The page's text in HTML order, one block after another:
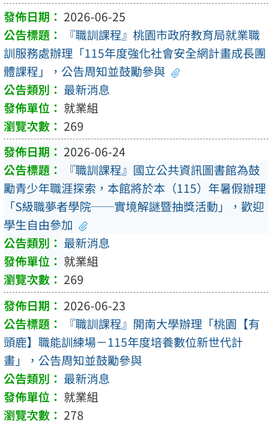
2026-06-25
『職訓課程』桃園市政府教育局就業職
訓服務處辦理「115年度強化社會安全網計畫成長團
體課程」，公告周知並鼓勵參與
最新消息
就業組
269
2026-06-24
『職訓課程』國立公共資訊圖書館為鼓
勵青少年職涯探索，本館將於本（115）年暑假辦理
「S級職夢者學院──實境解謎暨抽獎活動」，歡迎
學生自由參加
最新消息
就業組
269
2026-06-23
『職訓課程』開南大學辦理「桃園【有
頭鹿】職能訓練場－115年度培養數位新世代計
畫」，公告周知並鼓勵參與
最新消息
就業組
278